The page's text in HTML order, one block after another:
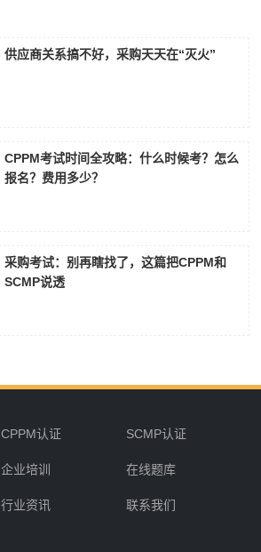
供应商关系搞不好，采购天天在“灭火”
CPPM考试时间全攻略：什么时候考？怎么
报名？费用多少？
采购考试：别再瞎找了，这篇把CPPM和
SCMP说透
CPPM认证 SCMP认证
企业培训 在线题库
行业资讯 联系我们